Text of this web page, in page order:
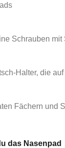
Schrauben mit
Halter, die
Fächern und
das Nasenpad